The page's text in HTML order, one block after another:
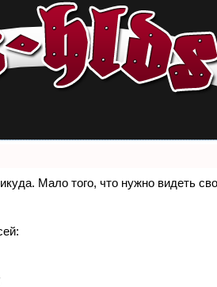
Мало того, что нужно видеть